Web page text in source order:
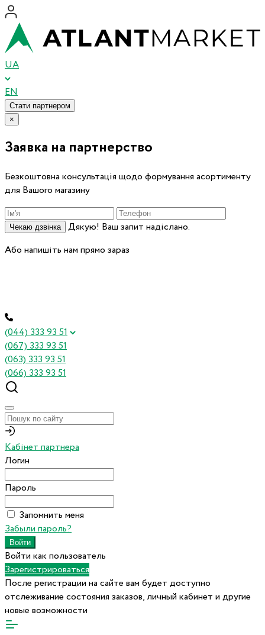
UA
EN
Стати партнером
×
Заявка на партнерство
Безкоштовна консультація щодо формування асортименту
для Вашого магазину
Чекаю дзвінка
Дякую! Ваш запит надіслано.
Або напишіть нам прямо зараз
(044) 333 93 51
(067) 333 93 51
(063) 333 93 51
(066) 333 93 51
Кабінет партнера
Логин
Пароль
Запомнить меня
Забыли пароль?
Войти как пользователь
Зарегистрироваться
После регистрации на сайте вам будет доступно
отслеживание состояния заказов, личный кабинет и другие
новые возможности